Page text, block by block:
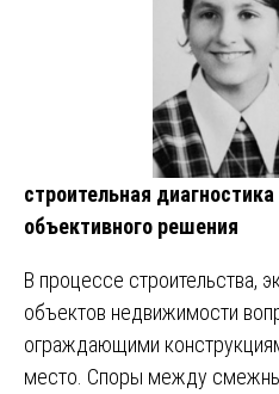
строительная
объективного решения
В процессе строительства,
объектов недвижимости
ограждающими
место. Споры между